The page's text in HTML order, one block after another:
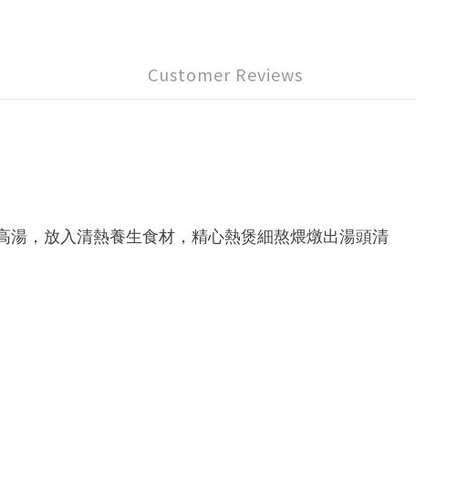
Customer Reviews
，放入清熱養生食材，精心熱煲細熬煨燉出湯頭清